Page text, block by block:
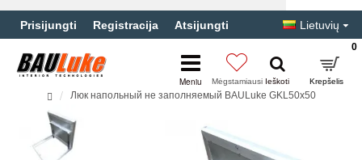
Prisijungti Registracija Atsijungti Lietuvių
0
Люк напольный не заполняемый BAULuke GKL50x50